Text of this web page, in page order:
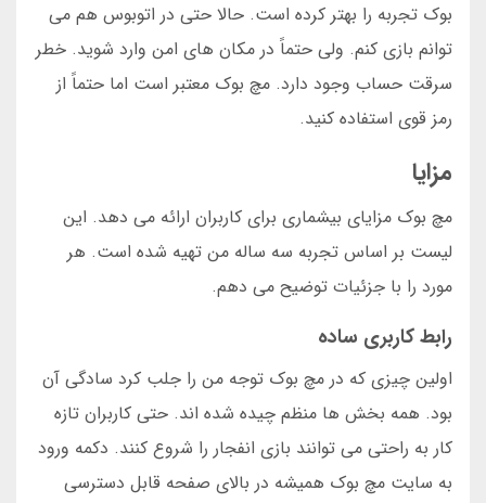
بوک تجربه را بهتر کرده است. حالا حتی در اتوبوس هم می
توانم بازی کنم. ولی حتماً در مکان های امن وارد شوید. خطر
سرقت حساب وجود دارد. مچ بوک معتبر است اما حتماً از
رمز قوی استفاده کنید.
مزایا
مچ بوک مزایای بیشماری برای کاربران ارائه می دهد. این
لیست بر اساس تجربه سه ساله من تهیه شده است. هر
مورد را با جزئیات توضیح می دهم.
رابط کاربری ساده
اولین چیزی که در مچ بوک توجه من را جلب کرد سادگی آن
بود. همه بخش ها منظم چیده شده اند. حتی کاربران تازه
کار به راحتی می توانند بازی انفجار را شروع کنند. دکمه ورود
به سایت مچ بوک همیشه در بالای صفحه قابل دسترسی